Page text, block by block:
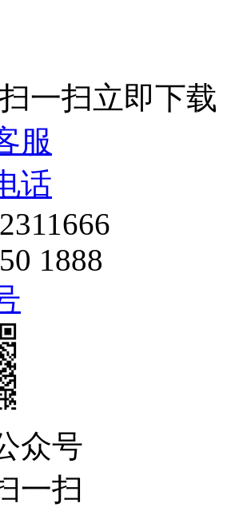
扫一扫立即下载
服
话
1888
众号
一扫